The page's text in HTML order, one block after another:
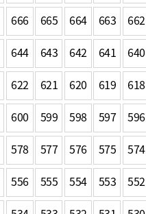
666 665 664 663 662
644 643 642 641 640
622 621 620 619 618
600 599 598 597 596
578 577 576 575 574
556 555 554 553 552